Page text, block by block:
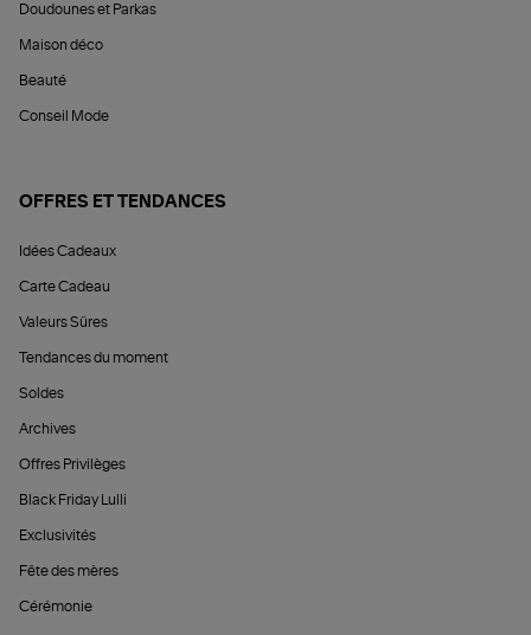
Doudounes et Parkas
Maison déco
Beauté
Conseil Mode
OFFRES ET TENDANCES
Idées Cadeaux
Carte Cadeau
Valeurs Sûres
Tendances du moment
Soldes
Archives
Offres Privilèges
Black Friday Lulli
Exclusivités
Fête des mères
Cérémonie